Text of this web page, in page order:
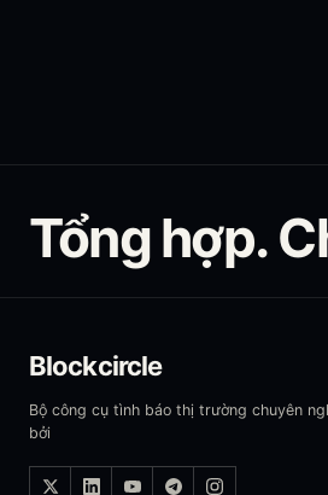
Tổng hợp.
Blockcircle
Bộ công cụ tình báo thị trường chuyên
bởi